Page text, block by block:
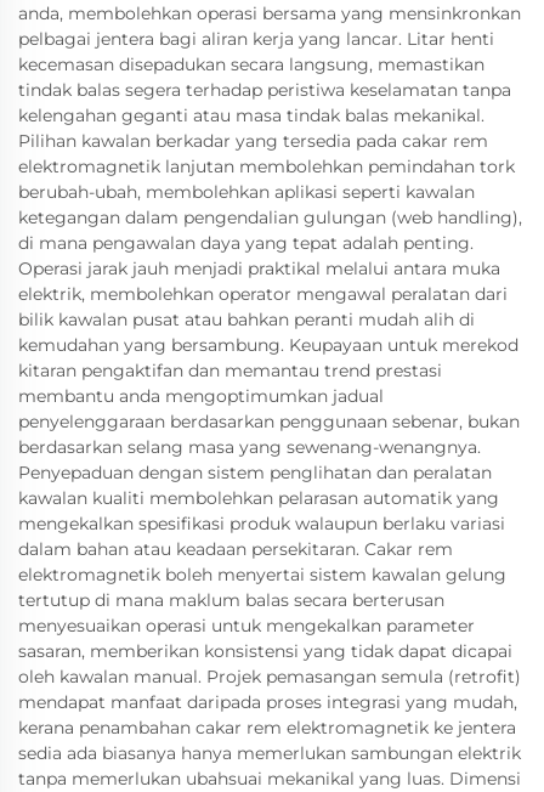
anda, membolehkan operasi bersama yang mensinkronkan
pelbagai jentera bagi aliran kerja yang lancar. Litar henti
kecemasan disepadukan secara langsung, memastikan
tindak balas segera terhadap peristiwa keselamatan tanpa
kelengahan geganti atau masa tindak balas mekanikal.
Pilihan kawalan berkadar yang tersedia pada cakar rem
elektromagnetik lanjutan membolehkan pemindahan tork
berubah-ubah, membolehkan aplikasi seperti kawalan
ketegangan dalam pengendalian gulungan (web handling),
di mana pengawalan daya yang tepat adalah penting.
Operasi jarak jauh menjadi praktikal melalui antara muka
elektrik, membolehkan operator mengawal peralatan dari
bilik kawalan pusat atau bahkan peranti mudah alih di
kemudahan yang bersambung. Keupayaan untuk merekod
kitaran pengaktifan dan memantau trend prestasi
membantu anda mengoptimumkan jadual
penyelenggaraan berdasarkan penggunaan sebenar, bukan
berdasarkan selang masa yang sewenang-wenangnya.
Penyepaduan dengan sistem penglihatan dan peralatan
kawalan kualiti membolehkan pelarasan automatik yang
mengekalkan spesifikasi produk walaupun berlaku variasi
dalam bahan atau keadaan persekitaran. Cakar rem
elektromagnetik boleh menyertai sistem kawalan gelung
tertutup di mana maklum balas secara berterusan
menyesuaikan operasi untuk mengekalkan parameter
sasaran, memberikan konsistensi yang tidak dapat dicapai
oleh kawalan manual. Projek pemasangan semula (retrofit)
mendapat manfaat daripada proses integrasi yang mudah,
kerana penambahan cakar rem elektromagnetik ke jentera
sedia ada biasanya hanya memerlukan sambungan elektrik
tanpa memerlukan ubahsuai mekanikal yang luas. Dimensi